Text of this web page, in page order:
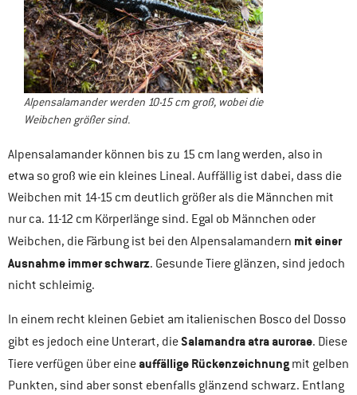
Alpensalamander werden 10-15 cm groß, wobei die
Weibchen größer sind.
Alpensalamander können bis zu 15 cm lang werden, also in
etwa so groß wie ein kleines Lineal. Auffällig ist dabei, dass die
Weibchen mit 14-15 cm deutlich größer als die Männchen mit
nur ca. 11-12 cm Körperlänge sind. Egal ob Männchen oder
Weibchen, die Färbung ist bei den Alpensalamandern mit einer
Ausnahme immer schwarz. Gesunde Tiere glänzen, sind jedoch
nicht schleimig.
In einem recht kleinen Gebiet am italienischen Bosco del Dosso
gibt es jedoch eine Unterart, dieSalamandra atra aurorae. Diese
Tiere verfügen über eineauffällige Rückenzeichnung mit gelben
Punkten, sind aber sonst ebenfalls glänzend schwarz. Entlang